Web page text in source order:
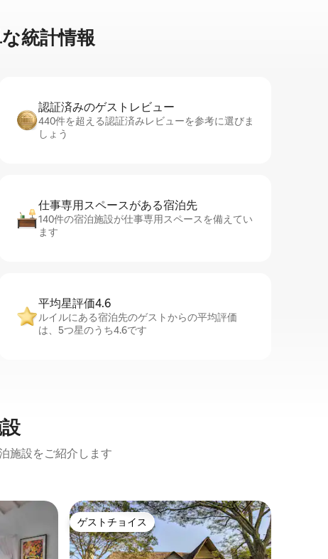
統⁠計⁠情⁠報
認証済みのゲ⁠ス⁠ト⁠レ⁠ビ⁠ュ⁠ー
440件を超える認証済みレビューを参考に選びま
しょう
仕事専用ス⁠ペ⁠ー⁠スがあ⁠る宿⁠泊⁠先
140件の宿泊施設が仕事専用スペースを備えてい
ます
平均星評価4.6
ルイルにある宿泊先のゲストからの平均評価
は、5つ星のうち4.6です
施設をご紹介します
ゲストチョイス
ゲストチョイス